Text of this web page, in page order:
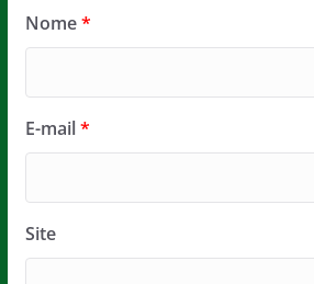
Nome*
E-mail*
Site